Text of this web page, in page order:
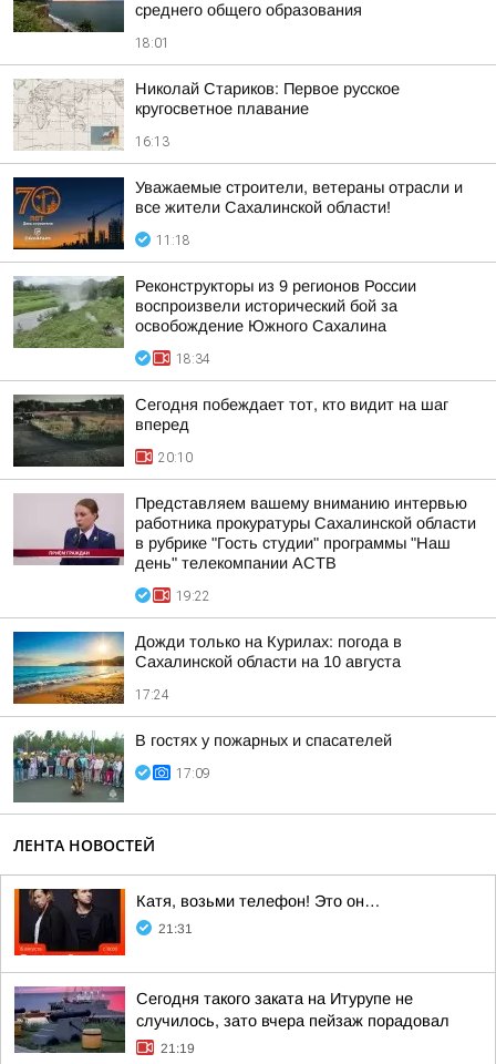
среднего общего образования
18:01
Николай Стариков: Первое русское
кругосветное плавание
16:13
Уважаемые строители, ветераны отрасли и
все жители Сахалинской области!
11:18
Реконструкторы из 9 регионов России
воспроизвели исторический бой за
освобождение Южного Сахалина
18:34
Сегодня побеждает тот, кто видит на шаг
вперед
20:10
Представляем вашему вниманию интервью
работника прокуратуры Сахалинской области
в рубрике "Гость студии" программы "Наш
день" телекомпании АСТВ
19:22
Дожди только на Курилах: погода в
Сахалинской области на 10 августа
17:24
В гостях у пожарных и спасателей
17:09
ЛЕНТА НОВОСТЕЙ
Катя, возьми телефон! Это он…
21:31
Сегодня такого заката на Итурупе не
случилось, зато вчера пейзаж порадовал
21:19